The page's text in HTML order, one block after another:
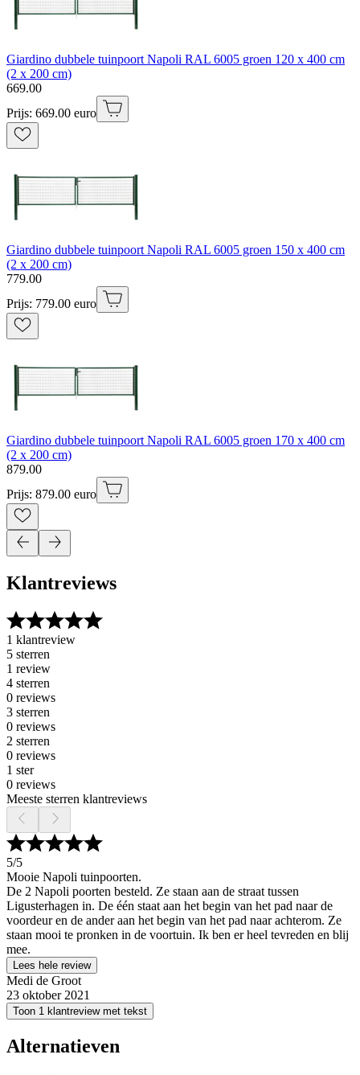
Giardino dubbele tuinpoort Napoli RAL 6005 groen 120 x 400 cm
(2 x 200 cm)
669.00
Prijs: 669.00 euro
Giardino dubbele tuinpoort Napoli RAL 6005 groen 150 x 400 cm
(2 x 200 cm)
779.00
Prijs: 779.00 euro
Giardino dubbele tuinpoort Napoli RAL 6005 groen 170 x 400 cm
(2 x 200 cm)
879.00
Prijs: 879.00 euro
Klantreviews
1 klantreview
5 sterren
1 review
4 sterren
0 reviews
3 sterren
0 reviews
2 sterren
0 reviews
1 ster
0 reviews
Meeste sterren klantreviews
5/5
Mooie Napoli tuinpoorten.
De 2 Napoli poorten besteld. Ze staan aan de straat tussen
Ligusterhagen in. De één staat aan het begin van het pad naar de
voordeur en de ander aan het begin van het pad naar achterom. Ze
staan mooi te pronken in de voortuin. Ik ben er heel tevreden en blij
mee.
Lees hele review
Medi de Groot
23 oktober 2021
Toon 1 klantreview met tekst
Alternatieven